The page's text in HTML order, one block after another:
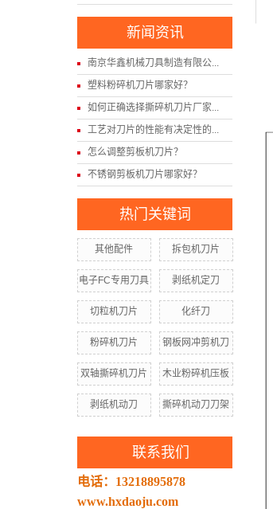
新闻资讯
南京华鑫机械刀具制造有限公...
塑料粉碎机刀片哪家好？
如何正确选择撕碎机刀片厂家...
工艺对刀片的性能有决定性的...
怎么调整剪板机刀片？
不锈钢剪板机刀片哪家好？
热门关键词
其他配件 拆包机刀片
电子FC专用刀具 剥纸机定刀
切粒机刀片 化纤刀
粉碎机刀片 钢板网冲剪机刀
双轴撕碎机刀片 木业粉碎机压板
剥纸机动刀 撕碎机动刀刀架
联系我们
电话：13218895878
www.hxdaoju.com